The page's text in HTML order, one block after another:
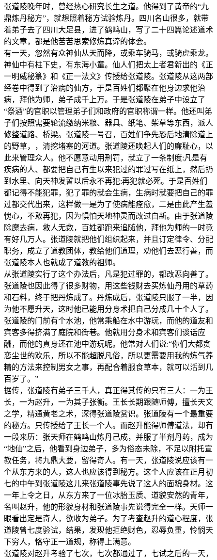
张道陵晚年时，曾经热心研究长生之道。他得到了黄帝的“九
鼎炼丹秘方”，就想照着秘方试验炼丹。四川名山很多，就带
着弟子去了四川大足县，进了鹤鸣山，写了二十四篇论述道术
的文章，都是他苦苦思索修炼真谛的体会。
有一天，忽然有众神仙从天而降，或乘车骑马，或骑虎乘龙。
神仙中有柱下史，有东海小童。仙人们把太上者君新出的《正
一明威秘箓》和《正一法文》传授给张道陵。张道陵从这两部
经卷中得到了治病的仙方，于是百姓们都聚在他身边求他治
病，拜他为师，弟子成千上万。于是张道陵在弟子中设立了
“祭酒”的官职以管理弟子们和政府的官职称谓一样。他还叫弟
子们按照需要轮流缴纳米粮、器具、纸笔、柴草等东西，派人
修整道路、桥梁。张道陵一号召，百姓们争先恐后地清除道上
的野草，，清挖堵塞的河道。张道陵还唤起人们的廉耻心，以
此来管理众人。他不愿意动用刑罚，就立了一条制度:凡是有
疾病的人、都要把自己有生以来犯过的罪过写在纸上，然后扔
到水里、向天神发誓以后永不再犯:再犯就必死。于是百姓们
都记得不能犯罪，犯了罪的就会生病，生病时就要把自己的罪
过都交代出来，这样做一是为了使病能痊愈，二是由此产生羞
愧心，不敢再犯，因为惧怕天地神灵而改过自新。由于张道陵
除魔去病，救人无数，百姓都跑来追随他，拜他为师的一时竟
有好几万人。张道陵就把他们组织起来，并且订定律令、分配
职务，成立了道教团体，教给他们道理，劝他们去恶行善，而
张道陵本人也就成了道教的祖师。
从张道陵实行了这个办法后，凡是犯过罪的，都改恶向善了。
张道陵也因此得了很多财物，用这些钱财去买炼仙丹用的草药
和石料，终于把丹炼成了。丹炼成后，张道陵只服了一半，因
为他不愿升天，这时他已能用分身术把自己分成几十个人了。
张道陵的门前有个水池，他常乘船在水中游玩，而他的道友和
宾客多得挤满了庭院和街巷。他就用分身术和宾客们谈话应
酬，而他的真身还在池中游玩呢。他常对人们说:“你们大都贪
恋尘世的欢乐，所以不能超脱凡俗，所以更需要用我的炼气养
精的方法来控制男女之事，再配合着服食草本，就可以活到几
百岁了。”
据传，张道陵有弟子三千人，真正得其传的只有三人：一为王
长，一为赵升，一为其子张衡。王长长期跟随师傅，擅长天文
之学，精通黄老之术，深得张道陵赏识。张道陵有一个最重要
的秘方。只传授给了王长一个人。而赵升能得师傅道法，却有
一段来历：张天师在鹤鸣山炼丹己成，并服了半剂丹药，成为
“地仙”之后，他看到身边弟子，多为俗态未除，不足以附托宣
教任务，将九鼎大要，留得奇人。有一天，张道陵说应该有一
个从东方来的人，这人也应该得到秘方。这个人应该在正月初
七的中午到张道陵这儿来张道陵事先说了这人的面貌身材。这
一年上令之日，从东方来了一位冰胎玉质、道貌安然的青年，
名叫赵升，他的形貌身材和张道陵事先说得完全一样。天师一
眼看出定是奇人，欲收为弟子。为了考查赵升的道心程度，张
道陵曾七度验试，结果，发现他拒绝财色，忍辱负重，怜悯天
下穷人，恪守正一道规，称得上满意。
张道陵对赵升考验了七次，七次都通过了，七试之后的一天，